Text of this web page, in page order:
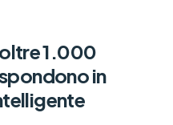
1.000
in